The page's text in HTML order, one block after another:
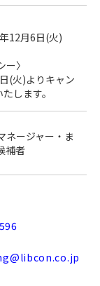
12月6日(火)
ー〉
(火)よりキャン
します。
ネージャー・ま
補者